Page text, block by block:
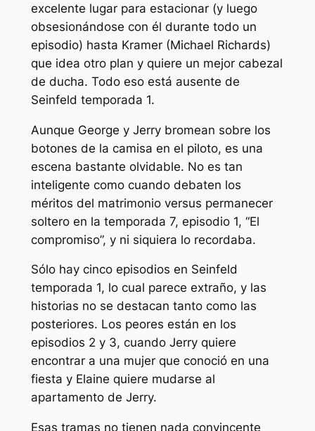
excelente lugar para estacionar (y luego
obsesionándose con él durante todo un
episodio) hasta Kramer (Michael Richards)
que idea otro plan y quiere un mejor cabezal
de ducha. Todo eso está ausente de
Seinfeld temporada 1.
Aunque George y Jerry bromean sobre los
botones de la camisa en el piloto, es una
escena bastante olvidable. No es tan
inteligente como cuando debaten los
méritos del matrimonio versus permanecer
soltero en la temporada 7, episodio 1, “El
compromiso”, y ni siquiera lo recordaba.
Sólo hay cinco episodios en Seinfeld
temporada 1, lo cual parece extraño, y las
historias no se destacan tanto como las
posteriores. Los peores están en los
episodios 2 y 3, cuando Jerry quiere
encontrar a una mujer que conoció en una
fiesta y Elaine quiere mudarse al
apartamento de Jerry.
Esas tramas no tienen nada convincente